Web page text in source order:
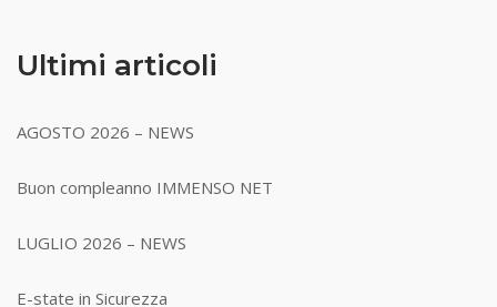
Ultimi articoli
AGOSTO 2026 – NEWS
Buon compleanno IMMENSO NET
LUGLIO 2026 – NEWS
E-state in Sicurezza